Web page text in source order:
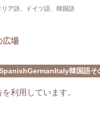
ア語、ドイツ語、韓国語
広場
GermanItaly韓国語そ
利用しています。